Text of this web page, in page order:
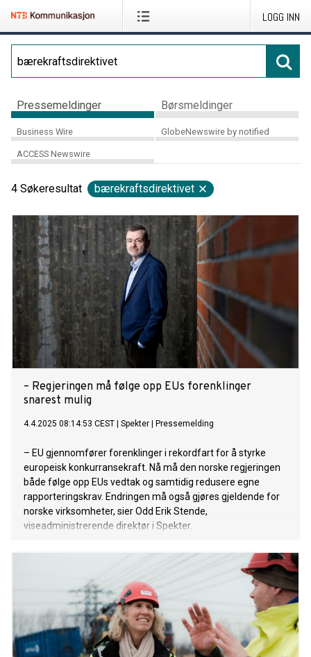
LOGG INN
Pressemeldinger Børsmeldinger
Business Wire GlobeNewswire by notified
ACCESS Newswire
4 Søkeresultat bærekraftsdirektivet
– Regjeringen må følge opp EUs forenklinger
snarest mulig
4.4.2025 08:14:53 CEST Spekter Pressemelding
– EU gjennomfører forenklinger i rekordfart for å styrke
europeisk konkurransekraft. Nå må den norske regjeringen
både følge opp EUs vedtak og samtidig redusere egne
rapporteringskrav. Endringen må også gjøres gjeldende for
norske virksomheter, sier Odd Erik Stende,
viseadministrerende direktør i Spekter.